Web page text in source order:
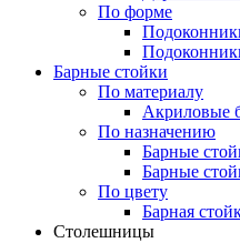
По форме
Барные стойки
По материалу
Акриловые
По назначению
Барные
Барные
По цвету
Барная
Столешницы